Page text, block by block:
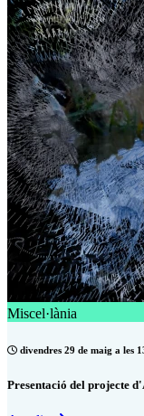
Miscel·lània
divendres 29 de maig a les
Presentació del projecte